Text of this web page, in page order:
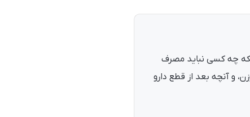
اینکه چه کسی نباید مصرف
و آنچه بعد از قطع دارو